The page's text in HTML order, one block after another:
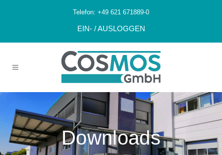
Telefon: +49 621 671889-0
EIN- / AUSLOGGEN
Downloads